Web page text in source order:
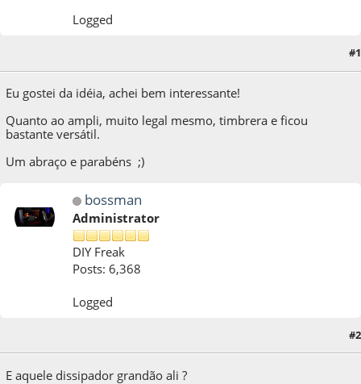
Logged
#1
Eu gostei da idéia, achei bem interessante!
Quanto ao ampli, muito legal mesmo, timbrera e ficou
bastante versátil.
Um abraço e parabéns ;)
bossman
Administrator
DIY Freak
Posts: 6,368
Logged
#2
E aquele dissipador grandão ali ?